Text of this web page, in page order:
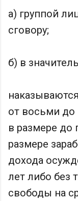
а) группой
сговору;
б) в
от восьми до
в размере до
размере
дохода
лет либо без
свободы на